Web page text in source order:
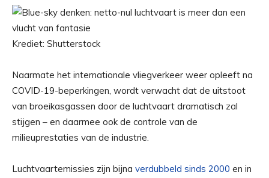
Krediet: Shutterstock
Naarmate het internationale vliegverkeer weer opleeft na
COVID-19-beperkingen, wordt verwacht dat de uitstoot
van broeikasgassen door de luchtvaart dramatisch zal
stijgen – en daarmee ook de controle van de
milieuprestaties van de industrie.
Luchtvaartemissies zijn bijna verdubbeld sinds 2000 en in